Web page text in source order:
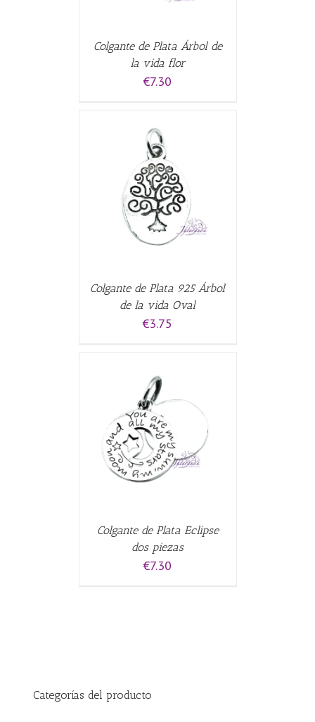
Colgante de Plata Árbol de
la vida flor
€7.30
Colgante de Plata 925 Árbol
de la vida Oval
€3.75
Colgante de Plata Eclipse
dos piezas
€7.30
Categorías del producto